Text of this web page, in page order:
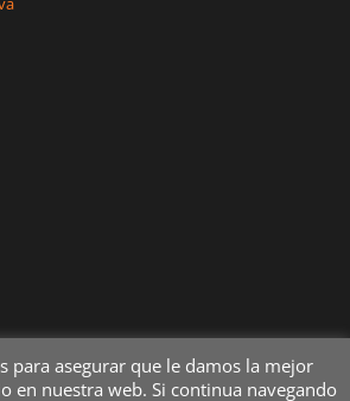
para asegurar que le damos la mejor
en nuestra web. Si continua navegando